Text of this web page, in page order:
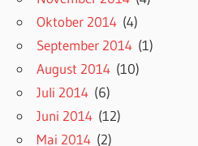
Oktober 2014 (4)
September 2014 (1)
August 2014 (10)
Juli 2014 (6)
Juni 2014 (12)
Mai 2014 (2)